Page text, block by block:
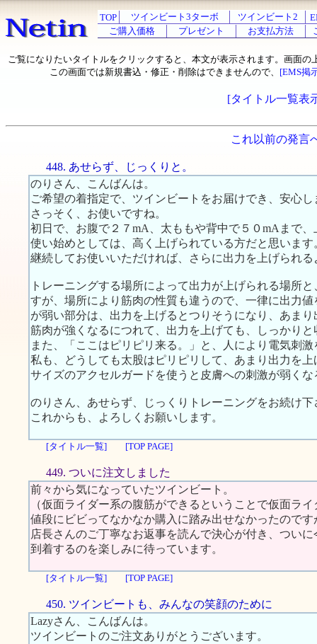
TOP ツインビート3ターボ ツインビート2
ご購入価格
プレゼント お支払方法
ご覧になりたいタイトルをクリックすると、本文が表示されます。画面の
この画面では新規書込・修正・削除はできませんので、 [EMS掲
[タイトル一覧表
これ以前の発言
448. あせらず、じっくりと。
のりさん、こんばんは。
ご希望の着指定で、ツインビートをお届けでき、安心し
さっそく、お使いですね。
初日で、お腹で２７mA、太ももや背中で５０mAまで
使い始めとしては、高く上げられている方だと思います
継続してお使いいただければ、さらに出力を上げられ
トレーニングする場所によって出力が上げられる場所
すが、場所により筋肉の性質も違うので、一律に出力
が弱い部分は、出力を上げるとつりそうになり、あま
筋肉が強くなるにつれて、出力を上げても、しっかり
また、「ここはピリピリ来る。」と、人により電気刺
私も、どうしても太股はピリピリして、あまり出力を
サイズのアクセルガードを使うと皮膚への刺激が弱く
のりさん、あせらず、じっくりトレーニングをお続け下
これからも、よろしくお願いします。
[タイトル一覧] [TOP PAGE]
449. ついに注文しました
前々から気になっていたツインビート。
（仮面ライダー系の腹筋ができるということで仮面ラ
値段にビビってなかなか購入に踏み出せなかったので
店長さんのご丁寧なお返事を読んで決心が付き、つい
到着するのを楽しみに待っています。
[タイトル一覧] [TOP PAGE]
450. ツインビートも、みんなの笑顔のために
Lazyさん、こんばんは。
ツインビートのご注文ありがとうございます。